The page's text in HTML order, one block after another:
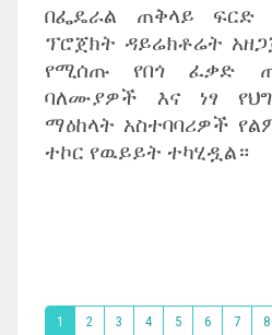
በፌዴራል ጠቅላይ ፍርድ
ፕሮጀክት ዳይሬክቶሬት
የሚሰጡ የበጎ ፈቃድ
ባለሙያዎች እና ነፃ
ማዕከላት አስተባባሪዎች
ተኮር የዉይይት ተካሂዷል።
1 2 3 4 5 6 7 8